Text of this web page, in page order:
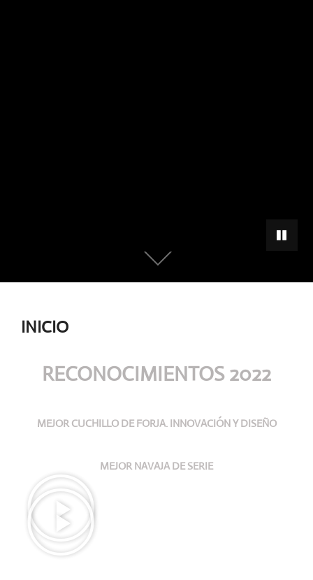
INICIO
RECONOCIMIENTOS 2022
MEJOR CUCHILLO DE FORJA. INNOVACIÓN Y DISEÑO
MEJOR NAVAJA DE SERIE